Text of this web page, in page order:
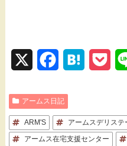
c
e e k
アームス日記
ARM'S
アームスデリステ
アームス在宅支援センター